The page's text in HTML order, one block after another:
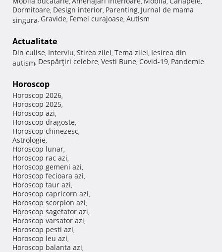
Dormitoare, Design interior, Parenting, Jurnal de mama
singura, Gravide, Femei curajoase, Autism
Actualitate
Din culise, Interviu, Stirea zilei, Tema zilei, Iesirea din
autism, Despărţiri celebre, Vesti Bune, Covid-19, Pandemie
Horoscop
Horoscop 2026,
Horoscop 2025,
Horoscop azi,
Horoscop dragoste,
Horoscop chinezesc,
Astrologie,
Horoscop lunar,
Horoscop rac azi,
Horoscop gemeni azi,
Horoscop fecioara azi,
Horoscop taur azi,
Horoscop capricorn azi,
Horoscop scorpion azi,
Horoscop sagetator azi,
Horoscop varsator azi,
Horoscop pesti azi,
Horoscop leu azi,
Horoscop balanta azi,